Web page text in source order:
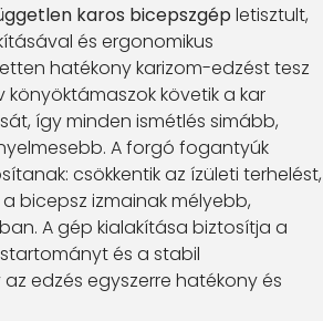
karos bicepszgép letisztult,
és ergonomikus
hatékony karizom-edzést tesz
követik a kar
így minden ismétlés simább,
A forgó fogantyúk
csökkentik az ízületi terhelést,
bicepsz izmainak mélyebb,
A gép kialakítása biztosítja a
és a stabil
edzés egyszerre hatékony és